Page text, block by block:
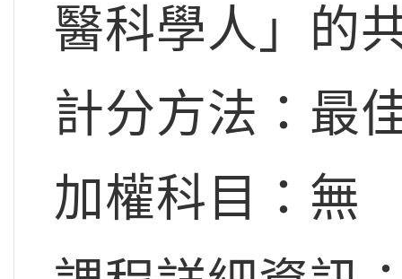
醫科學人」的
計分方法：最
加權科目：無